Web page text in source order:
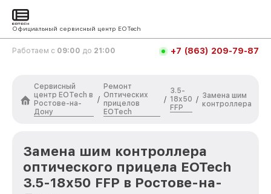
Официальный сервисный центр EOTech
Работаем с 09:00 до 21:00 +7 (863) 209-79-87
Сервисный
центр EOTech в
Ростове-на-
Дону
/
Ремонт
Оптических
прицелов
EOTech
/
3.5-
18x50
FFP
/ Замена шим
контроллера
Замена шим контроллера
оптического прицела EOTech
3.5-18x50 FFP в Ростове-на-